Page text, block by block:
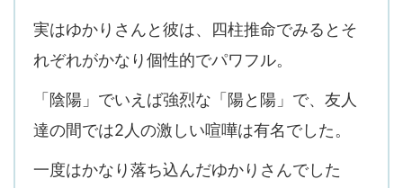
実はゆかりさんと彼は、四柱推命でみるとそ
れぞれがかなり個性的でパワフル。
「陰陽」でいえば強烈な「陽と陽」で、友人
達の間では2人の激しい喧嘩は有名でした。
一度はかなり落ち込んだゆかりさんでした